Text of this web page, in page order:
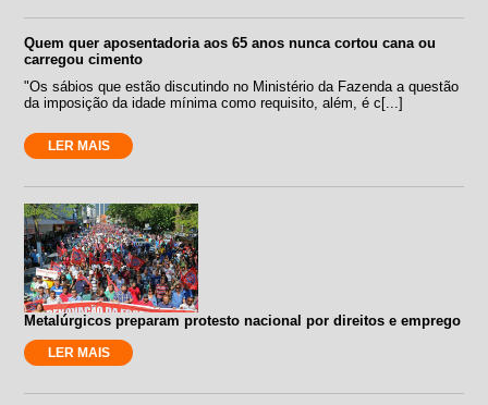
Quem quer aposentadoria aos 65 anos nunca cortou cana ou
carregou cimento
"Os sábios que estão discutindo no Ministério da Fazenda a questão
da imposição da idade mínima como requisito, além, é c[...]
LER MAIS
Metalúrgicos preparam protesto nacional por direitos e emprego
LER MAIS